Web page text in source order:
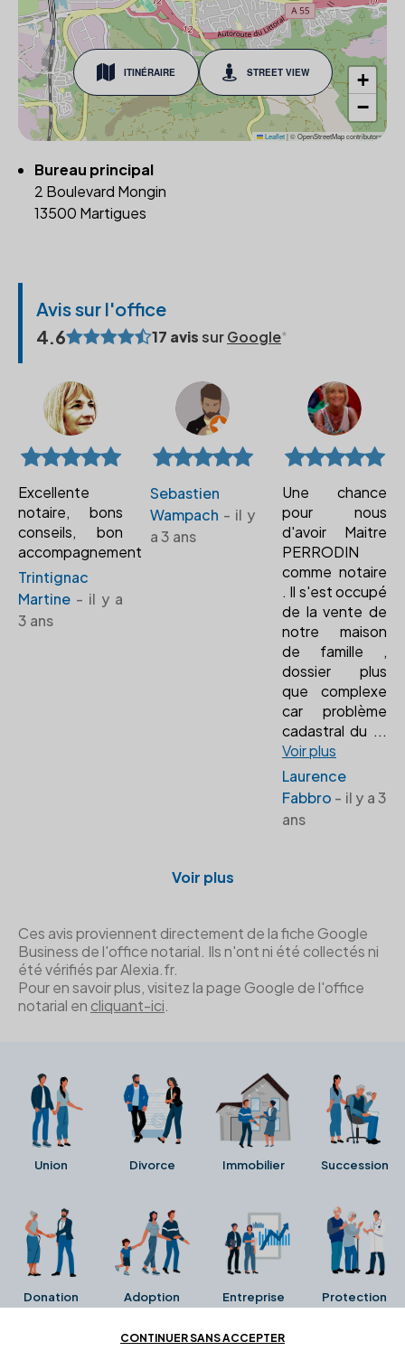
ITINÉRAIRE STREET VIEW
+
−
Leaflet|© OpenStreetMap contributors
Bureau principal
2 Boulevard Mongin
13500 Martigues
Avis sur l'office
4.6
17 avissurGoogle
Excellente
notaire, bons
conseils, bon
accompagnement
Trintignac
Martine - il y a
3 ans
Sebastien
Wampach - il y
a 3 ans
Une chance
pour nous
d'avoir Maitre
PERRODIN
comme notaire
. Il s'est occupé
de la vente de
notre maison
de famille ,
dossier plus
que complexe
car problème
cadastral du ...
Voir plus
Laurence
Fabbro - il y a 3
ans
Voir plus
Ces avis proviennent directement de la fiche Google
Business de l'office notarial. Ils n'ont ni été collectés ni
été vérifiés par Alexia.fr.
Pour en savoir plus, visitez la page Google de l'office
notarial en cliquant-ici.
Union Divorce Immobilier Succession
Donation Adoption Entreprise Protection
CONTINUER SANS ACCEPTER